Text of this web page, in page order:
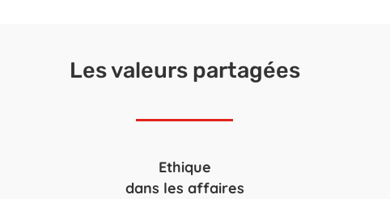
Les valeurs partagées
Ethique
dans les affaires